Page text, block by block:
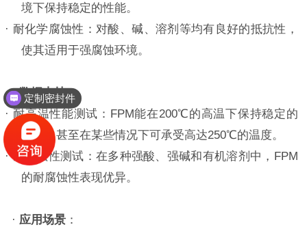
境下保持稳定的性能。
· 耐化学腐蚀性：对酸、碱、溶剂等均有良好的抵抗性，
使其适用于强腐蚀环境。
·数据支持：
· 耐高温性能测试： FPM能在200℃的高温下保持稳定的
性能，甚至在某些情况下可承受高达250℃的温度。
·耐腐蚀性测试：在多种强酸、强碱和有机溶剂中， FPM
的耐腐蚀性表现优异。
·应用场景 ：
定制密封件